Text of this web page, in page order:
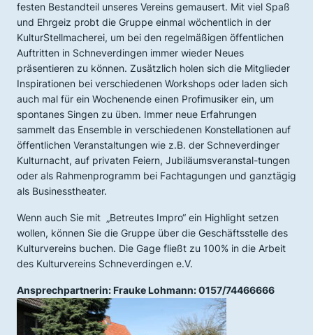
festen Bestandteil unseres Vereins gemausert. Mit viel Spaß
und Ehrgeiz probt die Gruppe einmal wöchentlich in der
KulturStellmacherei, um bei den regelmäßigen öffentlichen
Auftritten in Schneverdingen immer wieder Neues
präsentieren zu können. Zusätzlich holen sich die Mitglieder
Inspirationen bei verschiedenen Workshops oder laden sich
auch mal für ein Wochenende einen Profimusiker ein, um
spontanes Singen zu üben. Immer neue Erfahrungen
sammelt das Ensemble in verschiedenen Konstellationen auf
öffentlichen Veranstaltungen wie z.B. der Schneverdinger
Kulturnacht, auf privaten Feiern, Jubiläumsveranstal-tungen
oder als Rahmenprogramm bei Fachtagungen und ganztägig
als Businesstheater.
Wenn auch Sie mit „Betreutes Impro“ ein Highlight setzen
wollen, können Sie die Gruppe über die Geschäftsstelle des
Kulturvereins buchen. Die Gage fließt zu 100% in die Arbeit
des Kulturvereins Schneverdingen e.V.
Ansprechpartnerin: Frauke Lohmann: 0157/74466666